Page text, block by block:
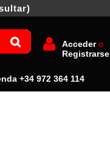
Accedero
Registrarse
+34 972 364 114